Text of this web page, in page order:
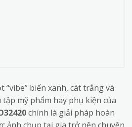
“vibe” biển xanh, cát trắng và
mỹ phẩm hay phụ kiện của
chính là giải pháp hoàn